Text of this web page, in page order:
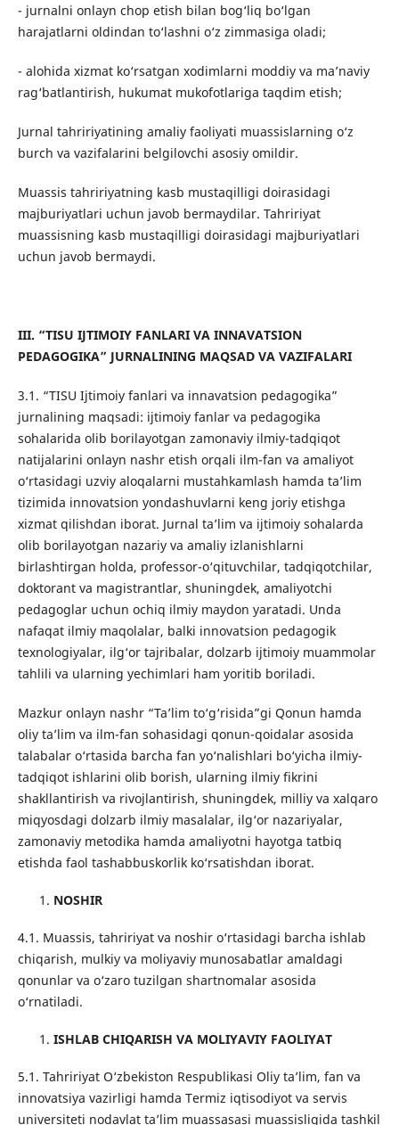
- jurnalni onlayn chop etish bilan bog‘liq bo‘lgan
harajatlarni oldindan to‘lashni o‘z zimmasiga oladi;
- alohida xizmat ko‘rsatgan xodimlarni moddiy va ma’naviy
rag‘batlantirish, hukumat mukofotlariga taqdim etish;
Jurnal tahririyatining amaliy faoliyati muassislarning o‘z
burch va vazifalarini belgilovchi asosiy omildir.
Muassis tahririyatning kasb mustaqilligi doirasidagi
majburiyatlari uchun javob bermaydilar. Tahririyat
muassisning kasb mustaqilligi doirasidagi majburiyatlari
uchun javob bermaydi.
III. “TISU IJTIMOIY FANLARI VA INNAVATSION
PEDAGOGIKA” JURNALINING MAQSAD VA VAZIFALARI
3.1. “TISU Ijtimoiy fanlari va innavatsion pedagogika”
jurnalining maqsadi: ijtimoiy fanlar va pedagogika
sohalarida olib borilayotgan zamonaviy ilmiy-tadqiqot
natijalarini onlayn nashr etish orqali ilm-fan va amaliyot
o‘rtasidagi uzviy aloqalarni mustahkamlash hamda ta’lim
tizimida innovatsion yondashuvlarni keng joriy etishga
xizmat qilishdan iborat. Jurnal ta’lim va ijtimoiy sohalarda
olib borilayotgan nazariy va amaliy izlanishlarni
birlashtirgan holda, professor-o‘qituvchilar, tadqiqotchilar,
doktorant va magistrantlar, shuningdek, amaliyotchi
pedagoglar uchun ochiq ilmiy maydon yaratadi. Unda
nafaqat ilmiy maqolalar, balki innovatsion pedagogik
texnologiyalar, ilg‘or tajribalar, dolzarb ijtimoiy muammolar
tahlili va ularning yechimlari ham yoritib boriladi.
Mazkur onlayn nashr “Ta’lim to‘g‘risida”gi Qonun hamda
oliy ta’lim va ilm-fan sohasidagi qonun-qoidalar asosida
talabalar o‘rtasida barcha fan yo‘nalishlari bo‘yicha ilmiy-
tadqiqot ishlarini olib borish, ularning ilmiy fikrini
shakllantirish va rivojlantirish, shuningdek, milliy va xalqaro
miqyosdagi dolzarb ilmiy masalalar, ilg‘or nazariyalar,
zamonaviy metodika hamda amaliyotni hayotga tatbiq
etishda faol tashabbuskorlik ko‘rsatishdan iborat.
NOSHIR
4.1. Muassis, tahririyat va noshir o‘rtasidagi barcha ishlab
chiqarish, mulkiy va moliyaviy munosabatlar amaldagi
qonunlar va o‘zaro tuzilgan shartnomalar asosida
o‘rnatiladi.
ISHLAB CHIQARISH VA MOLIYAVIY FAOLIYAT
5.1. Tahririyat O‘zbekiston Respublikasi Oliy ta’lim, fan va
innovatsiya vazirligi hamda Termiz iqtisodiyot va servis
universiteti nodavlat ta’lim muassasasi muassisligida tashkil